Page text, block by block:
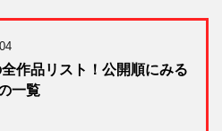
全作品リスト！公開順にみる
一覧